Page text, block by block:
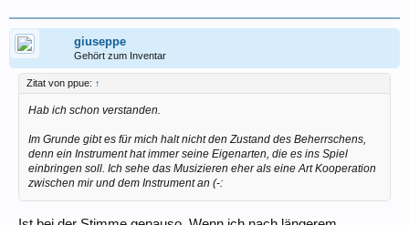
giuseppe
Gehört zum Inventar
Zitat von ppue: ↑
Hab ich schon verstanden.
Im Grunde gibt es für mich halt nicht den Zustand des Beherrschens,
denn ein Instrument hat immer seine Eigenarten, die es ins Spiel
einbringen soll. Ich sehe das Musizieren eher als eine Art Kooperation
zwischen mir und dem Instrument an (-: